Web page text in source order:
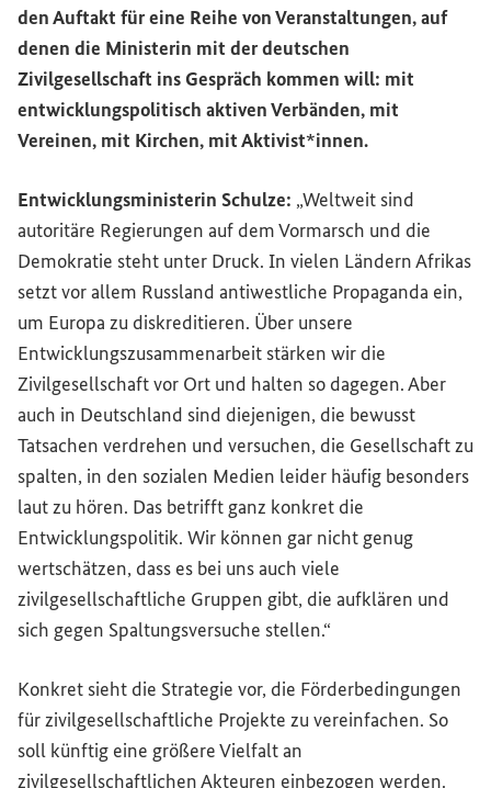
den Auftakt für eine Reihe von Veranstaltungen, auf
denen die Ministerin mit der deutschen
Zivilgesellschaft ins Gespräch kommen will: mit
entwicklungspolitisch aktiven Verbänden, mit
Vereinen, mit Kirchen, mit Aktivist*innen.
Entwicklungsministerin Schulze: „Weltweit sind
autoritäre Regierungen auf dem Vormarsch und die
Demokratie steht unter Druck. In vielen Ländern Afrikas
setzt vor allem Russland antiwestliche Propaganda ein,
um Europa zu diskreditieren. Über unsere
Entwicklungszusammenarbeit stärken wir die
Zivilgesellschaft vor Ort und halten so dagegen. Aber
auch in Deutschland sind diejenigen, die bewusst
Tatsachen verdrehen und versuchen, die Gesellschaft zu
spalten, in den sozialen Medien leider häufig besonders
laut zu hören. Das betrifft ganz konkret die
Entwicklungspolitik. Wir können gar nicht genug
wertschätzen, dass es bei uns auch viele
zivilgesellschaftliche Gruppen gibt, die aufklären und
sich gegen Spaltungsversuche stellen.“
Konkret sieht die Strategie vor, die Förderbedingungen
für zivilgesellschaftliche Projekte zu vereinfachen. So
soll künftig eine größere Vielfalt an
zivilgesellschaftlichen Akteuren einbezogen werden.